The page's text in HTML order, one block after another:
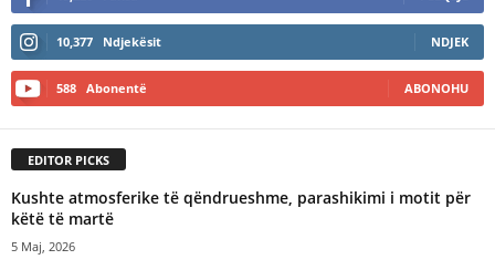
10,377 Ndjekësit NDJEK
588 Abonentë ABONOHU
EDITOR PICKS
Kushte atmosferike të qëndrueshme, parashikimi i motit për
këtë të martë
5 Maj, 2026